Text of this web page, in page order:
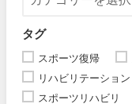
タグ
スポーツ復帰
リハビリテーション
スポーツリハビリ